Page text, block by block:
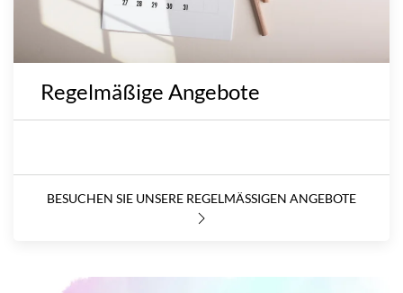
Regelmäßige Angebote
BESUCHEN SIE UNSERE REGELMÄSSIGEN ANGEBOTE